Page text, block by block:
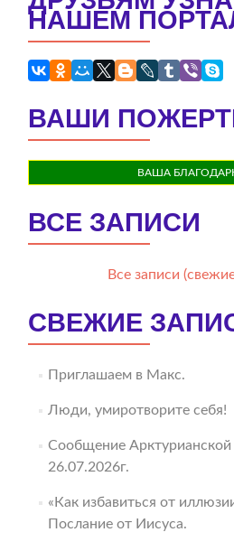
НАШЕМ
ВАШИ
ВАША
ВСЕ ЗАПИСИ
Все записи
СВЕЖИЕ
Приглашаем в Макс.
Люди, умиротворите себя!
Сообщение Арктурианской
26.07.2026г.
«Как избавиться от
Послание от Иисуса.